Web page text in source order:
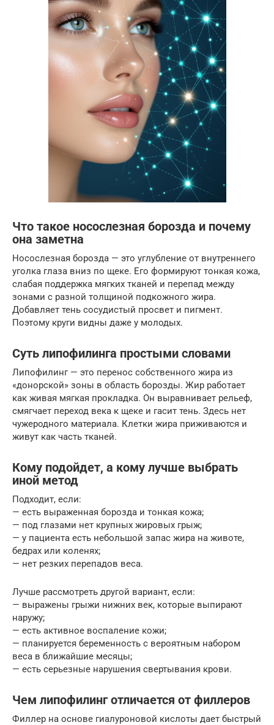
Что такое носослезная борозда и почему
она заметна
Носослезная борозда — это углубление от внутреннего
уголка глаза вниз по щеке. Его формируют тонкая кожа,
слабая поддержка мягких тканей и перепад между
зонами с разной толщиной подкожного жира.
Добавляет тень сосудистый просвет и пигмент.
Поэтому круги видны даже у молодых.
Суть липофилинга простыми словами
Липофилинг — это перенос собственного жира из
«донорской» зоны в область борозды. Жир работает
как живая мягкая прокладка. Он выравнивает рельеф,
смягчает переход века к щеке и гасит тень. Здесь нет
чужеродного материала. Клетки жира приживаются и
живут как часть тканей.
Кому подойдет, а кому лучше выбрать
иной метод
Подходит, если:
— есть выраженная борозда и тонкая кожа;
— под глазами нет крупных жировых грыж;
— у пациента есть небольшой запас жира на животе,
бедрах или коленях;
— нет резких перепадов веса.
Лучше рассмотреть другой вариант, если:
— выражены грыжи нижних век, которые выпирают
наружу;
— есть активное воспаление кожи;
— планируется беременность с вероятным набором
веса в ближайшие месяцы;
— есть серьезные нарушения свертывания крови.
Чем липофилинг отличается от филлеров
Филлер на основе гиалуроновой кислоты дает быстрый